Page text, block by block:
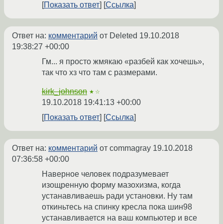
Показать ответ
Ссылка
Ответ на: комментарий от Deleted 19.10.2018
19:38:27 +00:00
Гм... я просто жмякаю «разбей как хочешь»,
так что хз что там с размерами.
kirk_johnson ★☆
19.10.2018 19:41:13 +00:00
Показать ответ
Ссылка
Ответ на: комментарий от commagray 19.10.2018
07:36:58 +00:00
Наверное человек подразумевает
изощренную форму мазохизма, когда
устанавливаешь ради установки. Ну там
откиньтесь на спинку кресла пока шин98
устанавливается на ваш компьютер и все